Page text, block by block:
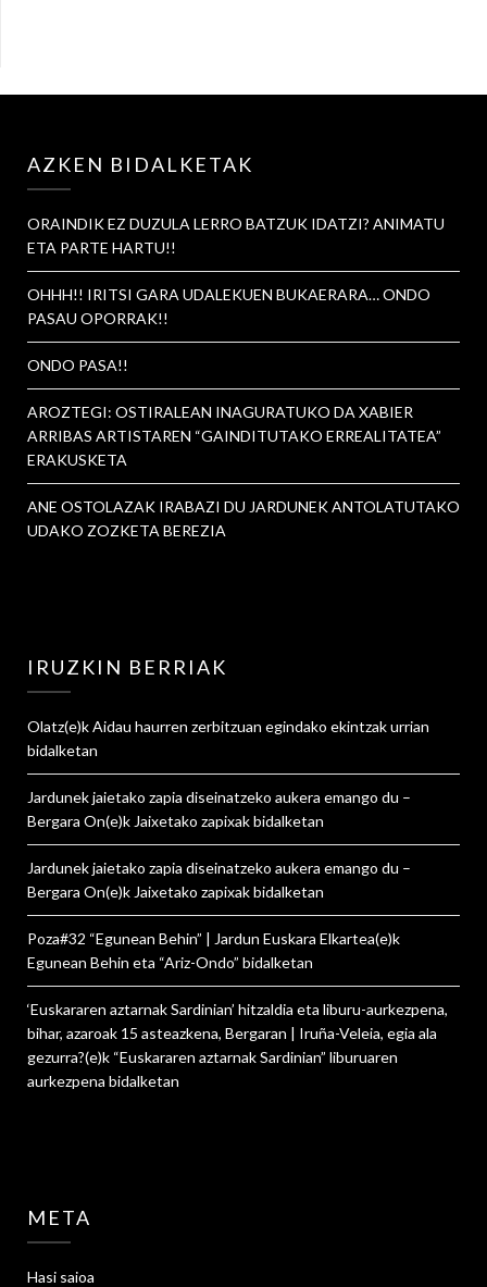
AZKEN BIDALKETAK
ORAINDIK EZ DUZULA LERRO BATZUK IDATZI? ANIMATU
ETA PARTE HARTU!!
OHHH!! IRITSI GARA UDALEKUEN BUKAERARA… ONDO
PASAU OPORRAK!!
ONDO PASA!!
AROZTEGI: OSTIRALEAN INAGURATUKO DA XABIER
ARRIBAS ARTISTAREN “GAINDITUTAKO ERREALITATEA”
ERAKUSKETA
ANE OSTOLAZAK IRABAZI DU JARDUNEK ANTOLATUTAKO
UDAKO ZOZKETA BEREZIA
IRUZKIN BERRIAK
Olatz(e)kAidau haurren zerbitzuan egindako ekintzak urrian
bidalketan
Jardunek jaietako zapia diseinatzeko aukera emango du –
Bergara On(e)k Jaixetako zapixakbidalketan
Jardunek jaietako zapia diseinatzeko aukera emango du –
Bergara On(e)k Jaixetako zapixakbidalketan
Poza#32 “Egunean Behin” | Jardun Euskara Elkartea(e)k
Egunean Behin eta “Ariz-Ondo” bidalketan
‘Euskararen aztarnak Sardinian’ hitzaldia eta liburu-aurkezpena,
bihar, azaroak 15 asteazkena, Bergaran | Iruña-Veleia, egia ala
gezurra?(e)k “Euskararen aztarnak Sardinian” liburuaren
aurkezpena bidalketan
META
Hasi saioa